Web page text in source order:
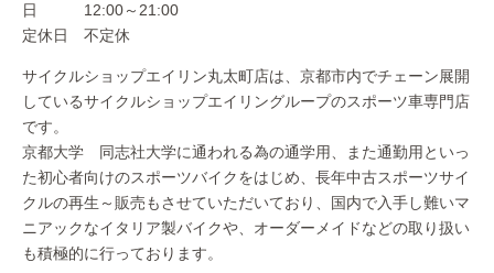
日 12:00～21:00
定休日 不定休
サイクルショップエイリン丸太町店は、京都市内でチェーン展開
しているサイクルショップエイリングループのスポーツ車専門店
です。
京都大学 同志社大学に通われる為の通学用、また通勤用といっ
た初心者向けのスポーツバイクをはじめ、長年中古スポーツサイ
クルの再生～販売もさせていただいており、国内で入手し難いマ
ニアックなイタリア製バイクや、オーダーメイドなどの取り扱い
も積極的に行っております。